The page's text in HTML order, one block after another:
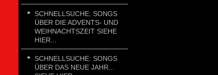
SCHNELLSUCHE: SONGS
ÜBER DIE ADVENTS- UND
WEIHNACHTSZEIT SIEHE
HIER...
SCHNELLSUCHE: SONGS
ÜBER DAS NEUE JAHR...